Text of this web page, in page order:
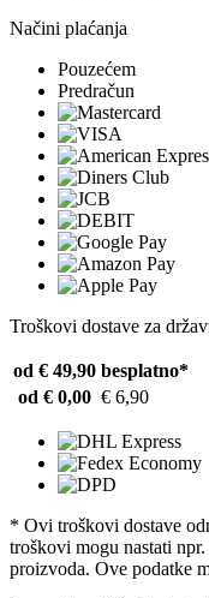
Načini plaćanja
Pouzećem
Predračun
Troškovi dostave za
od € 49,90 besplatno*
od € 0,00 € 6,90
* Ovi troškovi dostave
troškovi mogu nastati
proizvoda. Ove podatke